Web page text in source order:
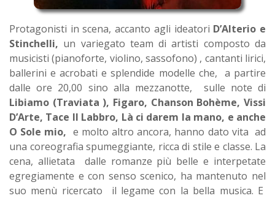
Protagonisti in scena, accanto agli ideatori D’Alterio e
Stinchelli, un variegato team di artisti composto da
musicisti (pianoforte, violino, sassofono) , cantanti lirici,
ballerini e acrobati e splendide modelle che, a partire
dalle ore 20,00 sino alla mezzanotte, sulle note di
Libiamo (Traviata ), Figaro, Chanson Bohème, Vissi
D’Arte, Tace Il Labbro, Là ci darem la mano, e anche
O Sole mio, e molto altro ancora, hanno dato vita ad
una coreografia spumeggiante, ricca di stile e classe. La
cena, allietata dalle romanze più belle e interpetate
egregiamente e con senso scenico, ha mantenuto nel
suo menù ricercato il legame con la bella musica. E